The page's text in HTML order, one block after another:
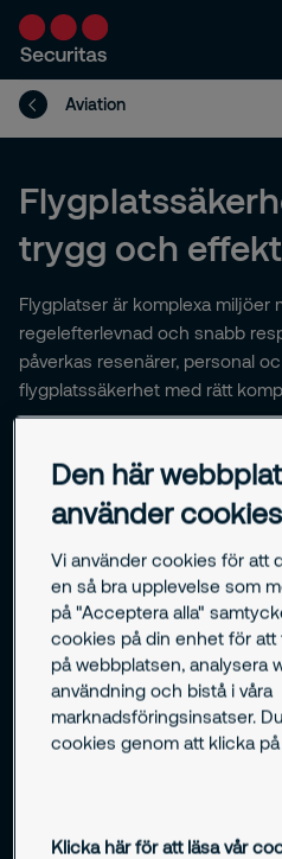
Aviation
trygg och
Flygplatser är komplexa miljöer
regelefterlevnad och snabb
påverkas resenärer, personal
flygplatssäkerhet med rätt
Dina säkerhetsutmaningar
Risker i
Flygplatser är öppna, komplexa
miljöer. Den höga
Den här
använder cookies
Vi använder cookies för att
en så bra upplevelse som
på "Acceptera alla"
cookies på din enhet för att
på webbplatsen, analysera
användning och bistå i våra
marknadsföringsinsatser.
cookies genom att klicka
Klicka här för att läsa vår